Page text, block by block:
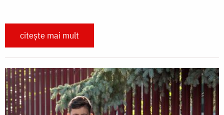
citește mai mult